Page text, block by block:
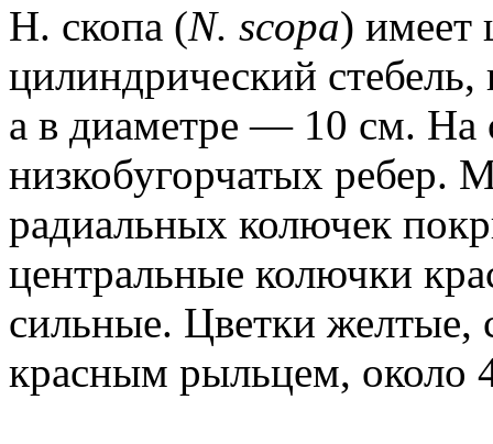
Н. скопа (N. scopa) имеет
цилиндрический
а в диаметре — 10 см. На
низкобугорчатых ребер.
радиальных колючек
центральные колючки
сильные. Цветки
красным рыльцем, около